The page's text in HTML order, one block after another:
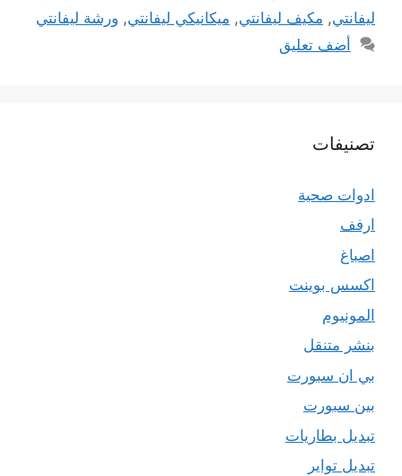
ليفانتي, مكيف ليفانتي, ميكانيكي ليفانتي, ورشة ليفانتي
أضف تعليق
تصنيفات
ادوات صحية
ارفف
اصباغ
اكسس بوينت
المونيوم
بنشر متنقل
بي ان سبورت
بين سبورت
تبديل بطاريات
تبديل تواير